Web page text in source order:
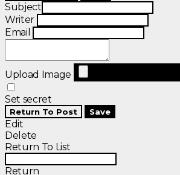
Subject
Writer
Email
Upload Image
Set secret
Return To Post Save
Edit
Delete
Return To List
Return